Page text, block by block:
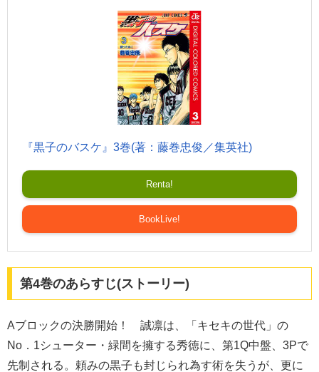
『黒子のバスケ』3巻(著：藤巻忠俊／集英社)
Renta!
BookLive!
第4巻のあらすじ(ストーリー)
Aブロックの決勝開始！ 誠凛は、「キセキの世代」の
No．1シューター・緑間を擁する秀徳に、第1Q中盤、3Pで
先制される。頼みの黒子も封じられ為す術を失うが、更に